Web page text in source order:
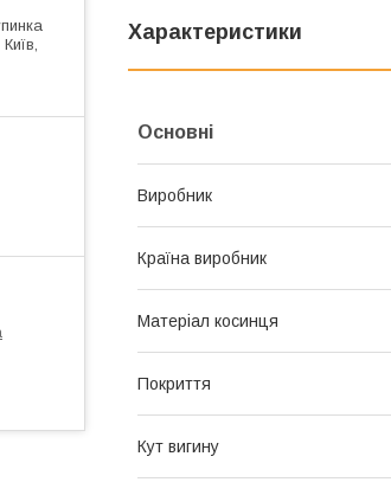
Характеристики
Основні
Виробник
Країна виробник
Матеріал косинця
Покриття
Кут вигину